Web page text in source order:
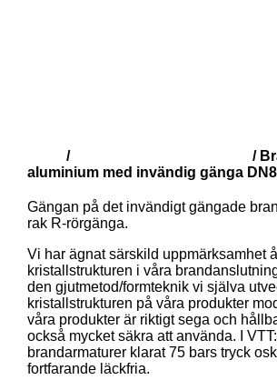
/
/
aluminium med invändig gänga
Gängan på det invändigt gängade
rak R-rörgänga.
Vi har ägnat särskild uppmärksamhet
kristallstrukturen i våra
den gjutmetod/formteknik vi själva
kristallstrukturen på våra produkter
våra produkter är riktigt sega och
också mycket säkra att använda. I
brandarmaturer klarat 75 bars tryck
fortfarande läckfria.